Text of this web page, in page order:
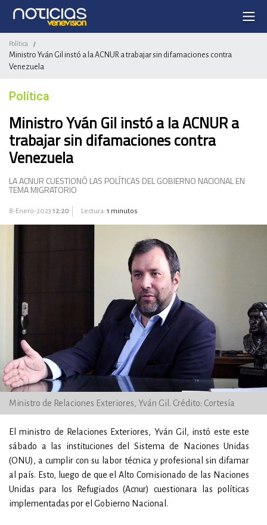
Política /
Ministro Yván Gil instó a la ACNUR a trabajar sin difamaciones contra
Venezuela
Política
Ministro Yván Gil instó a la ACNUR a
trabajar sin difamaciones contra
Venezuela
LA ACNUR CUESTIONÓ LAS POLÍTICAS DEL GOBIERNO NACIONAL EN
TEMA MIGRATORIO
8-Enero-2023 12:20 Lectura: 1 minutos
Ministro de Relaciones Exteriores, Yván Gil. Crédito: Cortesía
El ministro de Relaciones Exteriores, Yván Gil, instó este este
sábado a las instituciones del Sistema de Naciones Unidas
(ONU), a cumplir con su labor técnica y profesional sin difamar
al país. Esto, luego de que el Alto Comisionado de las Naciones
Unidas para los Refugiados (Acnur) cuestionara las políticas
implementadas por el Gobierno Nacional.